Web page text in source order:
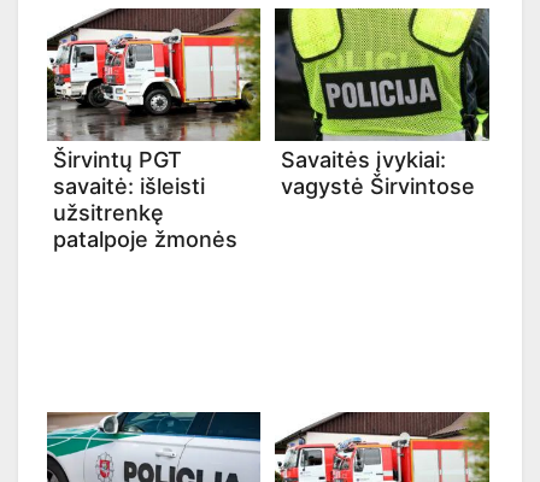
Širvintų PGT
savaitė: išleisti
užsitrenkę
patalpoje žmonės
Savaitės įvykiai:
vagystė Širvintose